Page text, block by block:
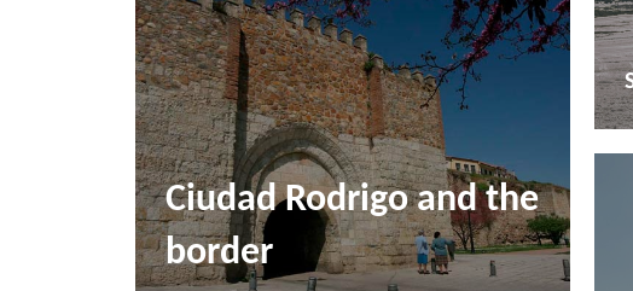
Ciudad Rodrigo and the
border